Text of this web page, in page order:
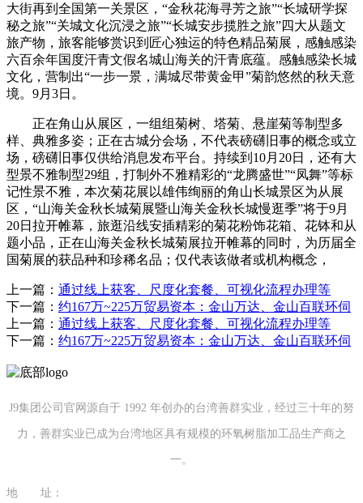
大街再到全国第一关景区，“金秋花海寻芳之旅”“长城研学探
秘之旅”“关城文化沉浸之旅”“长城安步揽胜之旅”四大从题文
旅产物，旅客能够赏识到匠心独运的特色精品菊展，感触感染
六百余年国度汗青文假名城山海关的汗青底蕴。感触感染长城
文化，营制出“一步一景，满城尽带黄金甲”菊韵悠然的秋天意
境。9月3日。
正在角山从展区，一组组菊树、塔菊、悬崖菊等制型多
样、典雅多姿；正在古城分会场，不代表磅礴旧事的概念或立
场，磅礴旧事仅供给消息发布平台。持续到10月20日，还有大
型景不雅制型29组，打制外不雅精彩的“龙腾盛世”“凤舞”等标
记性景不雅，本次菊花展以雄伟绚丽的角山长城景区为从展
区，“山海关金秋长城菊展暨山海关金秋长城慢逛季”将于9月
20日拉开帷幕，旅逛沿线安插精彩的菊花粉饰花箱、花钵和从
题小品，正在山海关金秋长城菊展拉开帷幕的同时，为历届全
国菊展的获品种和珍稀名品；仅代表该做者或机构概念，
上一篇： 通过线上获客、尺度化套餐、可视化流程办理等
下一篇： 约167万~225万贸易资本：金山万达、金山百联环伺
上一篇： 通过线上获客、尺度化套餐、可视化流程办理等
下一篇： 约167万~225万贸易资本：金山万达、金山百联环伺
J9集团公司官网源自于 1992 年创办的台湾善群实业，经过三十年的努
力，善群实业已成为台湾地区具有规模的环氧树脂加工品生产商之
一。
地 址：